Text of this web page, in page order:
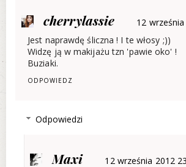
cherrylassie
12
Jest naprawdę śliczna ! I te włosy ;))
Widzę ją w makijażu tzn 'pawie oko' !
Buziaki.
ODPOWIEDZ
Odpowiedzi
Maxi
12 września 2012